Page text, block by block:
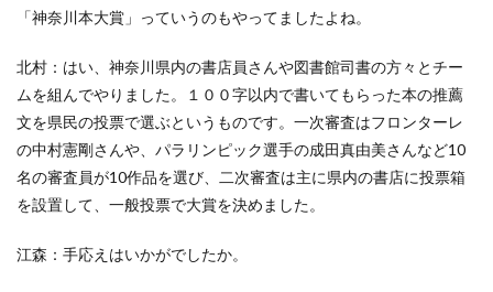
「神奈川本大賞」っていうのもやってましたよね。
北村：はい、神奈川県内の書店員さんや図書館司書の方々とチー
ムを組んでやりました。１００字以内で書いてもらった本の推薦
文を県民の投票で選ぶというものです。一次審査はフロンターレ
の中村憲剛さんや、パラリンピック選手の成田真由美さんなど10
名の審査員が10作品を選び、二次審査は主に県内の書店に投票箱
を設置して、一般投票で大賞を決めました。
江森：手応えはいかがでしたか。
SDGs入門
SDGs具体的な取り組み
SDGs基礎
SDGs経営セミナー
SFプロトタイプ
SF作家
SGDs戦略
SLOW CIRCUS
SLOW FACTORY
SLOW GELATO
SLOW LABEL
SLOW MOVEMENT
SR調達
SSBJ
SSL/TLSサーバー証明書
SSL/TLSサーバー証明書の有効期間
STOP自殺
SUSレポ
TAITRA